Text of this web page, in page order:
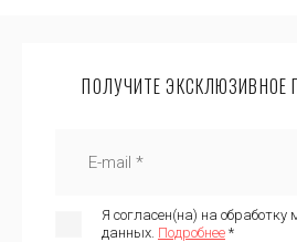
ПОЛУЧИТЕ ЭКСКЛЮЗИВНОЕ
Я согласен(на) на обработку
данных. Подробнее *